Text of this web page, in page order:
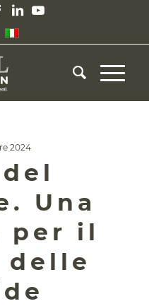
2024
Una
per il
delle